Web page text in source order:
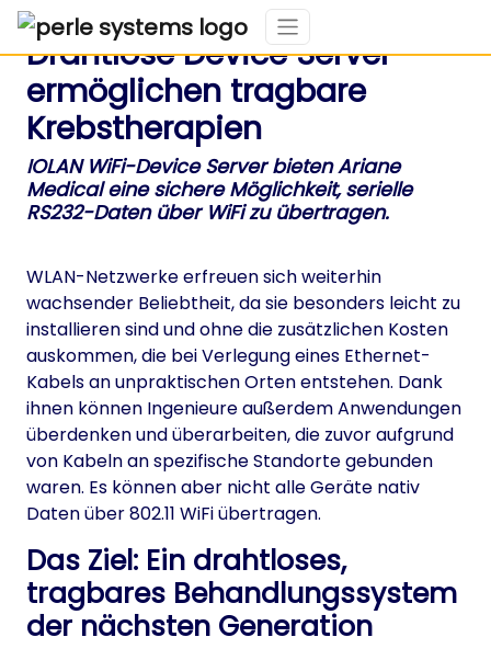
Drahtlose Device Server
ermöglichen tragbare
Krebstherapien
IOLAN WiFi-Device Server bieten Ariane
Medical eine sichere Möglichkeit, serielle
RS232-Daten über WiFi zu übertragen.
WLAN-Netzwerke erfreuen sich weiterhin
wachsender Beliebtheit, da sie besonders leicht zu
installieren sind und ohne die zusätzlichen Kosten
auskommen, die bei Verlegung eines Ethernet-
Kabels an unpraktischen Orten entstehen. Dank
ihnen können Ingenieure außerdem Anwendungen
überdenken und überarbeiten, die zuvor aufgrund
von Kabeln an spezifische Standorte gebunden
waren. Es können aber nicht alle Geräte nativ
Daten über 802.11 WiFi übertragen.
Das Ziel: Ein drahtloses,
tragbares Behandlungssystem
der nächsten Generation